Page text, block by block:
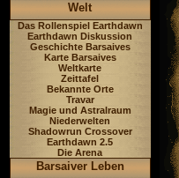
Welt
Das Rollenspiel Earthdawn
Earthdawn Diskussion
Geschichte Barsaives
Karte Barsaives
Weltkarte
Zeittafel
Bekannte Orte
Travar
Magie und Astralraum
Niederwelten
Shadowrun Crossover
Earthdawn 2.5
Die Arena
Barsaiver Leben